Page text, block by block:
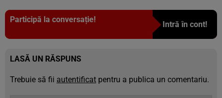
Participă la conversație!
Intră în cont!
LASĂ UN RĂSPUNS
Trebuie să fii autentificat pentru a publica un comentariu.